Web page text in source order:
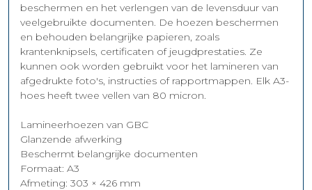
beschermen en het verlengen van de levensduur van
veelgebruikte documenten. De hoezen beschermen
en behouden belangrijke papieren, zoals
krantenknipsels, certificaten of jeugdprestaties. Ze
kunnen ook worden gebruikt voor het lamineren van
afgedrukte foto's, instructies of rapportmappen. Elk A3-
hoes heeft twee vellen van 80 micron.
Lamineerhoezen van GBC
Glanzende afwerking
Beschermt belangrijke documenten
Formaat: A3
Afmeting: 303 × 426 mm